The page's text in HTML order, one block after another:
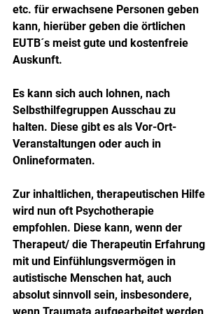
etc. für erwachsene Personen geben
kann, hierüber geben die örtlichen
EUTB´s meist gute und kostenfreie
Auskunft.
Es kann sich auch lohnen, nach
Selbsthilfegruppen Ausschau zu
halten. Diese gibt es als Vor-Ort-
Veranstaltungen oder auch in
Onlineformaten.
Zur inhaltlichen, therapeutischen Hilfe
wird nun oft Psychotherapie
empfohlen. Diese kann, wenn der
Therapeut/ die Therapeutin Erfahrung
mit und Einfühlungsvermögen in
autistische Menschen hat, auch
absolut sinnvoll sein, insbesondere,
wenn Traumata aufgearbeitet werden